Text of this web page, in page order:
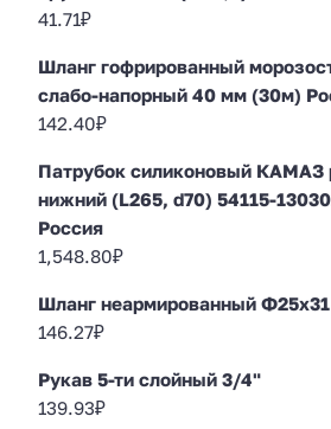
41.71₽
Шланг гофрированный
слабо-напорный 40 мм (30м)
142.40₽
Патрубок силиконовый КАМАЗ
нижний (L265, d70) 54115-
Россия
1,548.80₽
Шланг неармированный
146.27₽
Рукав 5-ти слойный 3/4"
139.93₽